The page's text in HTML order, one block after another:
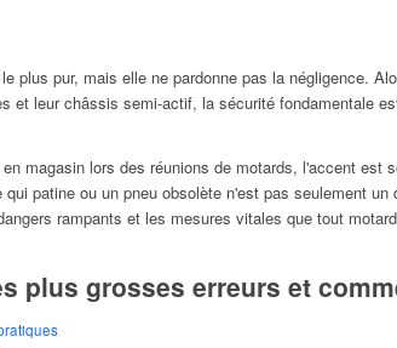
plus pur, mais elle ne pardonne pas la négligence.
et leur châssis semi-actif, la sécurité fondamentale
magasin lors des réunions de motards, l'accent
patine ou un pneu obsolète n'est pas seulement
rampants et les mesures vitales que tout
plus grosses erreurs et